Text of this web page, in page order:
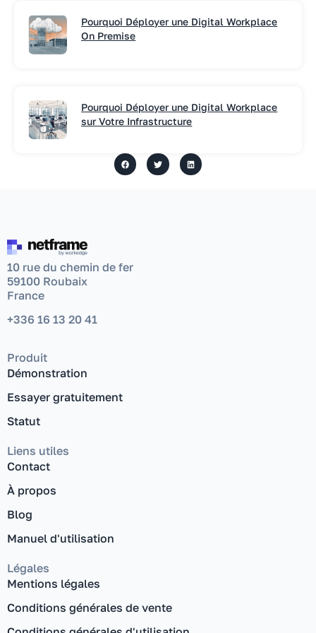
Pourquoi Déployer une Digital Workplace
On Premise
Pourquoi Déployer une Digital Workplace
sur Votre Infrastructure
10 rue du chemin de fer
59100 Roubaix
France
+336 16 13 20 41
Produit
Démonstration
Essayer gratuitement
Statut
Liens utiles
Contact
À propos
Blog
Manuel d'utilisation
Légales
Mentions légales
Conditions générales de vente